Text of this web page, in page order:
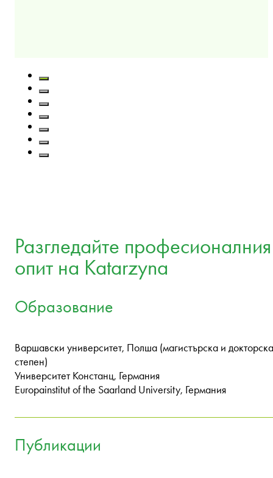
Разгледайте професионалния
опит на Katarzyna
Образование
Варшавски университет, Полша (магистърска и докторска
степен)
Университет Констанц, Германия
Europainstitut of the Saarland University, Германия
Публикации